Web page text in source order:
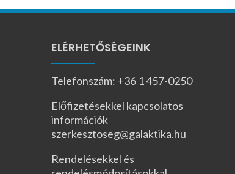
ELÉRHETŐSÉGEINK
Telefonszám: +36 1 457-0250
Előfizetésekkel kapcsolatos
információk
szerkesztoseg@galaktika.hu
Rendelésekkel és